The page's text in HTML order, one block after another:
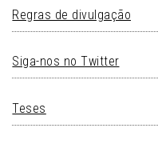
Regras de divulgação
Siga-nos no Twitter
Teses